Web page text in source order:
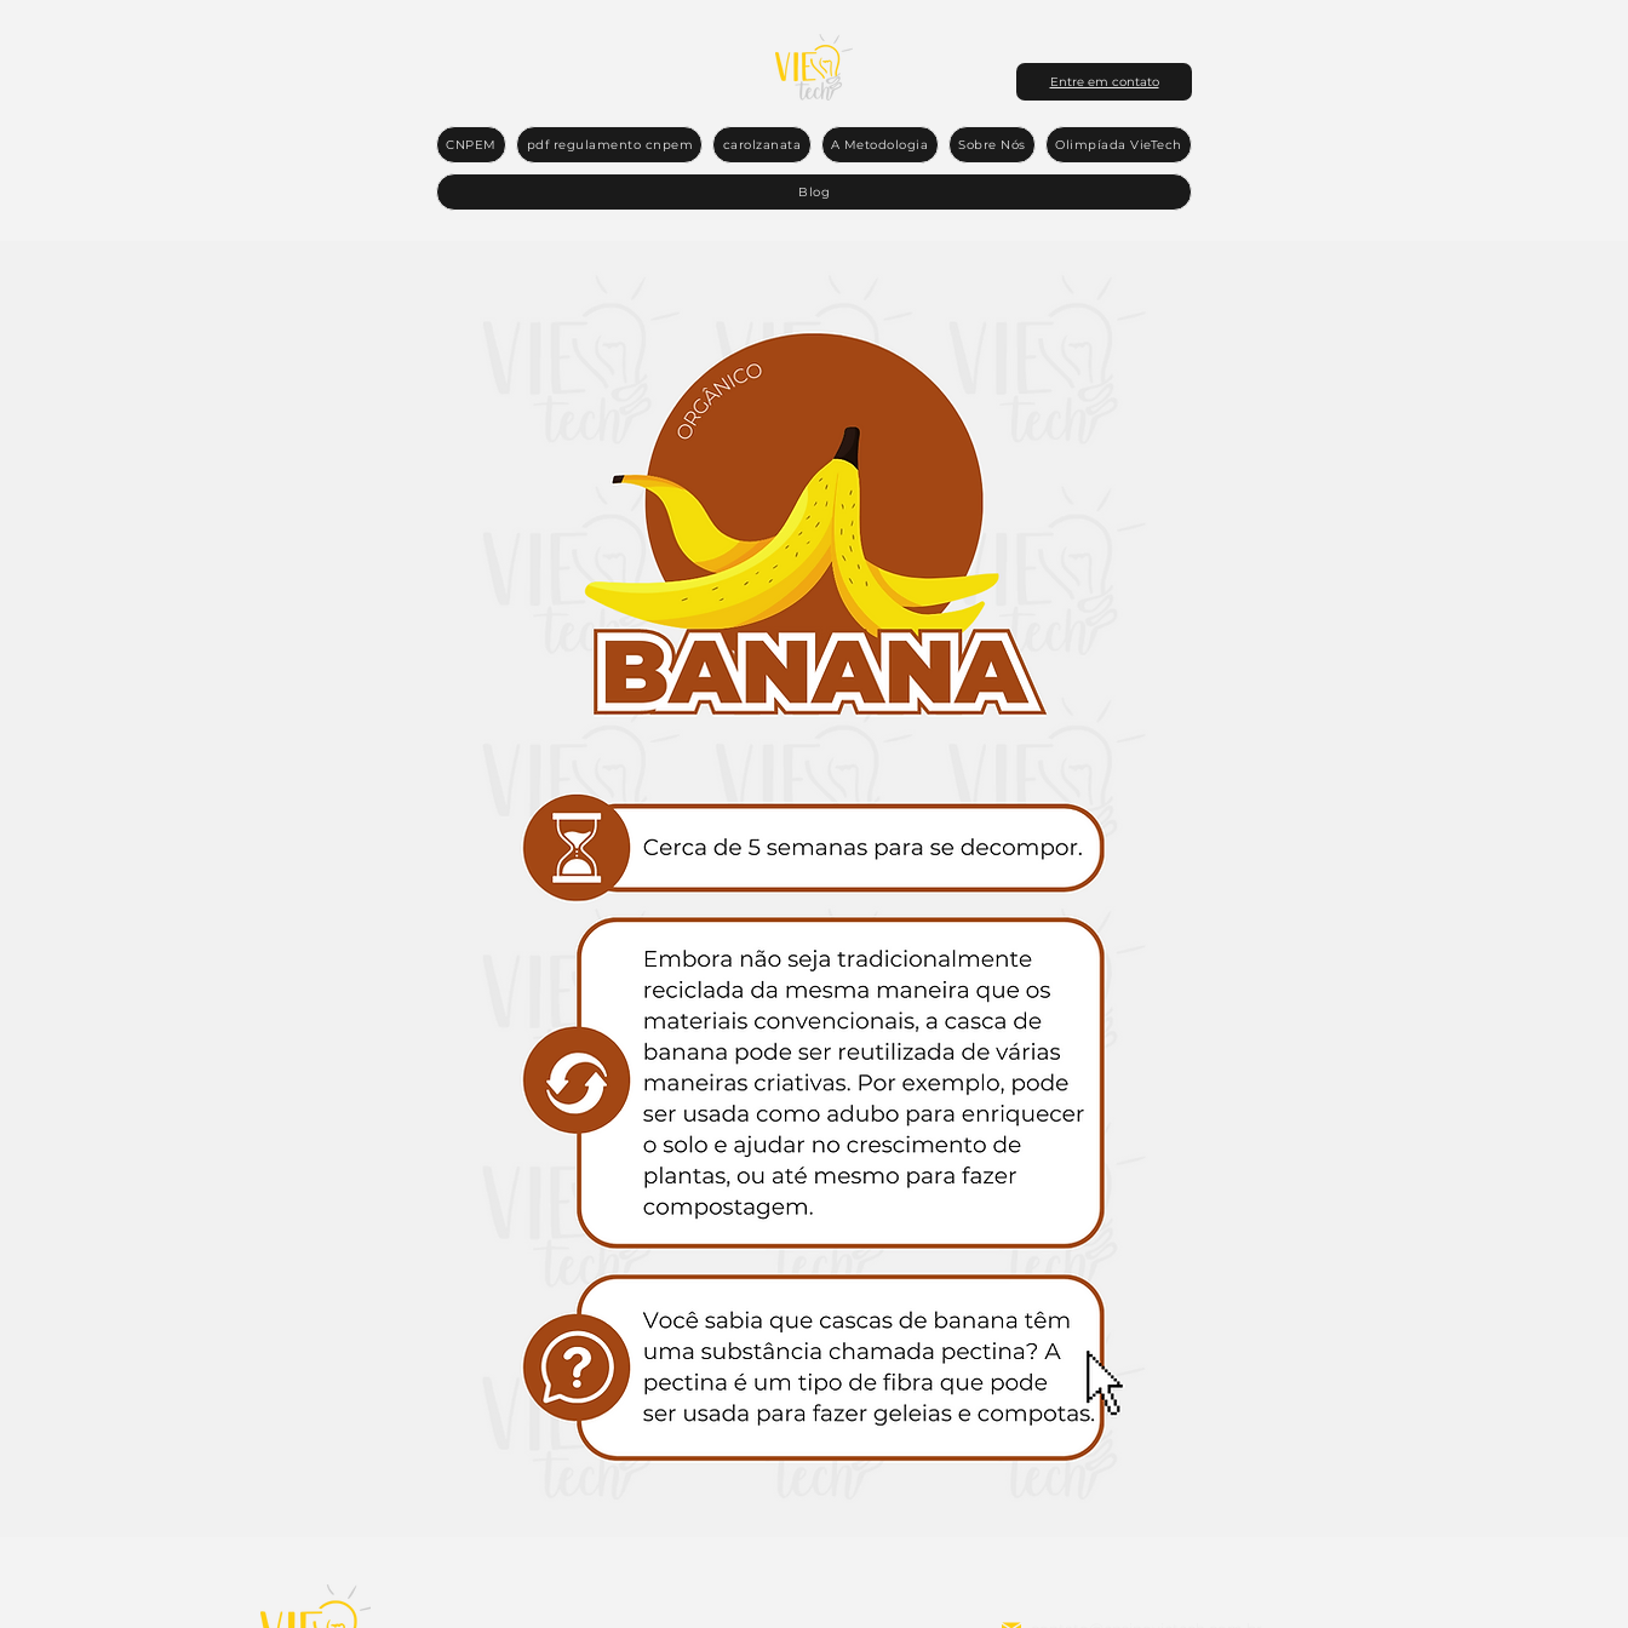
Entre em contato
CNPEM pdf regulamento cnpem carolzanata A Metodologia Sobre Nós Olimpíada VieTech
Blog